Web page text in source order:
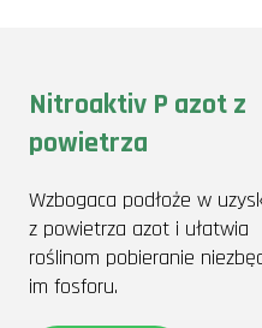
Nitroaktiv P azot z
powietrza
Wzbogaca podłoże w
z powietrza azot i ułatwia
roślinom pobieranie
im fosforu.